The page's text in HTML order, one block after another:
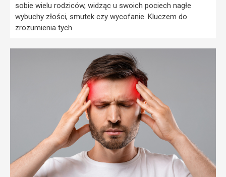
sobie wielu rodziców, widząc u swoich pociech nagłe
wybuchy złości, smutek czy wycofanie. Kluczem do
zrozumienia tych